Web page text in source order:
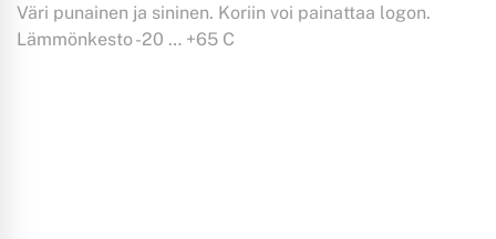
Väri punainen ja sininen. Koriin voi painattaa logon.
Lämmönkesto -20 … +65 C